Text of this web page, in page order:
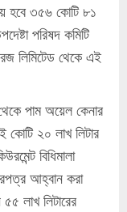
হবে ৩৫৬ কোটি ৮১
পরিষদ কমিটি
লিমিটেড থেকে এই
পাম অয়েল কেনার
কোটি ২০ লাখ লিটার
বিধিমালা
আহ্বান করা
লাখ লিটারের